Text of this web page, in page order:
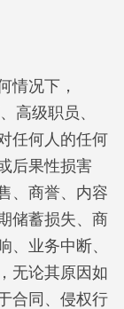
情况下，
高级职员、
任何人的任何
后果性损害
、商誉、内容
储蓄损失、商
、业务中断、
无论其原因如
合同、侵权行